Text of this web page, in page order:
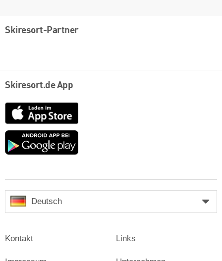
Skiresort-Partner
Skiresort.de App
App
Store
Google
Deutsch
Kontakt Links